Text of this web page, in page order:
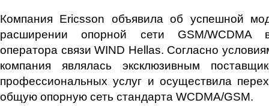
Компания Ericsson объявила об успешной
расширении опорной сети GSM/WCDMA
оператора связи WIND Hellas. Согласно
компания являлась эксклюзивным
профессиональных услуг и осуществила
общую опорную сеть стандарта WCDMA/GSM.